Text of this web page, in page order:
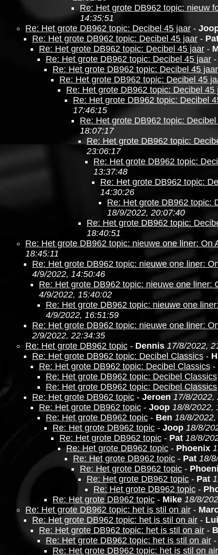
Re: Het grote DB962 topic: nieuw
14:35:51
Re: Het grote DB962 topic: Decibel 45 jaar -
Re: Het grote DB962 topic: Decibel 45 jaar -
Re: Het grote DB962 topic: Decibel 45 jaar -
Re: Het grote DB962 topic: Decibel 45 jaar
Re: Het grote DB962 topic: Decibel 45 jaar
Re: Het grote DB962 topic: Decibel 45
Re: Het grote DB962 topic: Decibel 45
Re: Het grote DB962 topic: Decibel
17:46:15
Re: Het grote DB962 topic:
18:07:17
Re: Het grote DB962 topic:
23:06:17
Re: Het grote DB962 topic:
13:37:48
Re: Het grote DB962 topic:
14:30:26
Re: Het grote DB962 topic:
18/9/2022, 20:07:40
Re: Het grote DB962 topic:
18:40:51
Re: Het grote DB962 topic: nieuwe one liner: On
18:45:11
Re: Het grote DB962 topic: nieuwe one liner:
4/9/2022, 14:50:46
Re: Het grote DB962 topic: nieuwe one liner:
4/9/2022, 15:40:02
Re: Het grote DB962 topic: nieuwe one
4/9/2022, 16:51:59
Re: Het grote DB962 topic: nieuwe one liner:
2/9/2022, 22:34:35
Re: Het grote DB962 topic - Dennis 17/8/2022,
Re: Het grote DB962 topic: Decibel Classics -
Re: Het grote DB962 topic: Decibel Classics -
Re: Het grote DB962 topic: Decibel Classics
Re: Het grote DB962 topic: Decibel Classics
Re: Het grote DB962 topic - Jeroen 17/8/2022,
Re: Het grote DB962 topic - Joop 18/8/2022,
Re: Het grote DB962 topic - Ben 18/8/
Re: Het grote DB962 topic - Joop 18/8/
Re: Het grote DB962 topic - Pat 18/8/
Re: Het grote DB962 topic - Phoenix
Re: Het grote DB962 topic - Pat 18/
Re: Het grote DB962 topic -
Re: Het grote DB962 topic - Pat
Re: Het grote DB962 topic -
Re: Het grote DB962 topic - Mike 18/8/
Re: Het grote DB962 topic: het is stil on air -
Re: Het grote DB962 topic: het is stil on air -
Re: Het grote DB962 topic: het is stil on air -
Re: Het grote DB962 topic: het is stil on air
Re: Het grote DB962 topic: het is stil on air